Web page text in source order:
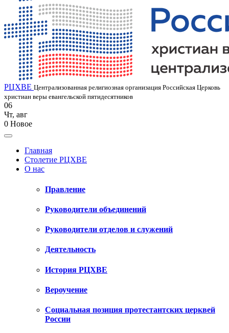
РЦХВЕ Централизованная религиозная организация Российская Церковь
христиан веры евангельской пятидесятников
06
Чт, авг
0 Новое
Главная
Столетие РЦХВЕ
О нас
Правление
Руководители объединений
Руководители отделов и служений
Деятельность
История РЦХВЕ
Вероучение
Социальная позиция протестантских церквей
России